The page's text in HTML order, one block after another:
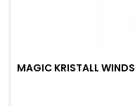
MAGIC KRISTALL